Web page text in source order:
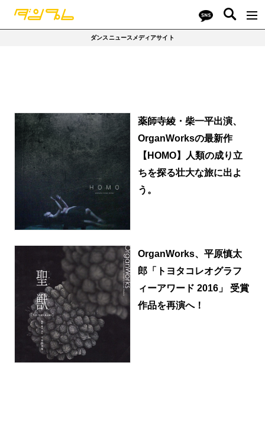
ダンスニュースメディアサイト
薬師寺綾・柴一平出演、
OrganWorksの最新作
【HOMO】人類の成り立
ちを探る壮大な旅に出よ
う。
OrganWorks、平原慎太
郎「トヨタコレオグラフ
ィーアワード 2016」 受賞
作品を再演へ！